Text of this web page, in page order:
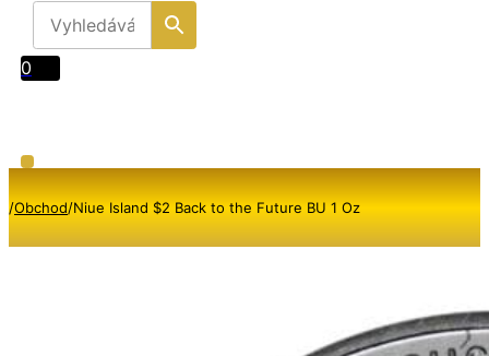
0
/Obchod/Niue Island $2 Back to the Future BU 1 Oz